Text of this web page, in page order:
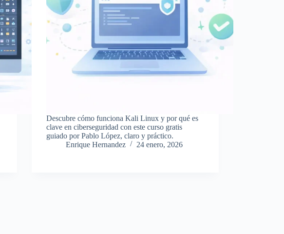
Descubre cómo funciona Kali Linux y por qué es
clave en ciberseguridad con este curso gratis
guiado por Pablo López, claro y práctico.
Enrique Hernandez
24 enero, 2026